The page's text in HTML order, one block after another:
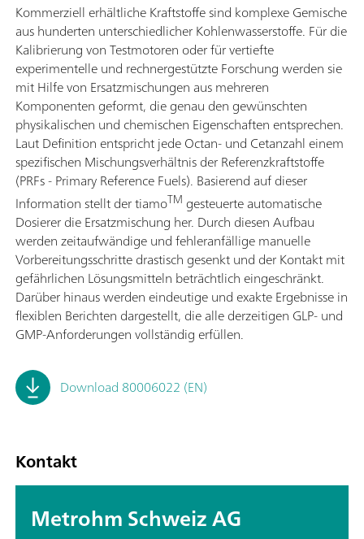
Kommerziell erhältliche Kraftstoffe sind komplexe Gemische
aus hunderten unterschiedlicher Kohlenwasserstoffe. Für die
Kalibrierung von Testmotoren oder für vertiefte
experimentelle und rechnergestützte Forschung werden sie
mit Hilfe von Ersatzmischungen aus mehreren
Komponenten geformt, die genau den gewünschten
physikalischen und chemischen Eigenschaften entsprechen.
Laut Definition entspricht jede Octan- und Cetanzahl einem
spezifischen Mischungsverhältnis der Referenzkraftstoffe
(PRFs - Primary Reference Fuels). Basierend auf dieser
Information stellt der tiamoTM gesteuerte automatische
Dosierer die Ersatzmischung her. Durch diesen Aufbau
werden zeitaufwändige und fehleranfällige manuelle
Vorbereitungsschritte drastisch gesenkt und der Kontakt mit
gefährlichen Lösungsmitteln beträchtlich eingeschränkt.
Darüber hinaus werden eindeutige und exakte Ergebnisse in
flexiblen Berichten dargestellt, die alle derzeitigen GLP- und
GMP-Anforderungen vollständig erfüllen.
Download 80006022 (EN)
Kontakt
Metrohm Schweiz AG